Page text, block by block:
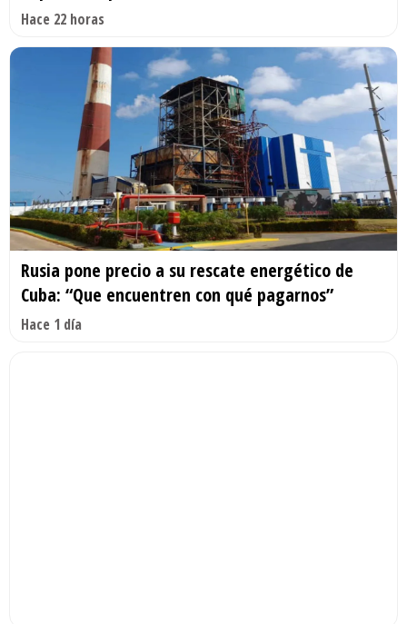
Hace 22 horas
Rusia pone precio a su rescate energético de
Cuba: “Que encuentren con qué pagarnos”
Hace 1 día